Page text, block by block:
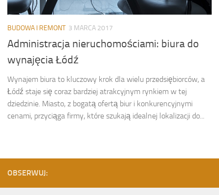
BUDOWA I REMONT 3 MARCA 2017
Administracja nieruchomościami: biura do
wynajęcia Łódź
Wynajem biura to kluczowy krok dla wielu przedsiębiorców, a
Łódź staje się coraz bardziej atrakcyjnym rynkiem w tej
dziedzinie. Miasto, z bogatą ofertą biur i konkurencyjnymi
cenami, przyciąga firmy, które szukają idealnej lokalizacji do...
OBSERWUJ: